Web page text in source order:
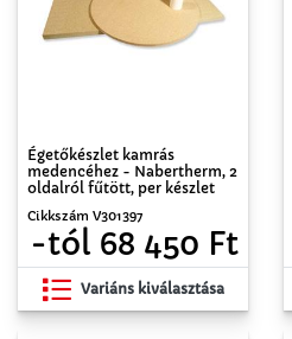
Égetőkészlet kamrás
medencéhez - Nabertherm, 2
oldalról fűtött, per készlet
Cikkszám V301397
-tól 68 450 Ft
Variáns kiválasztása